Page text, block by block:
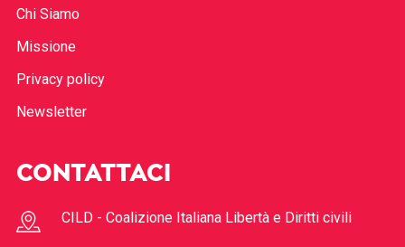
Chi Siamo
Missione
Privacy policy
Newsletter
CONTATTACI
CILD - Coalizione Italiana Libertà e Diritti civili